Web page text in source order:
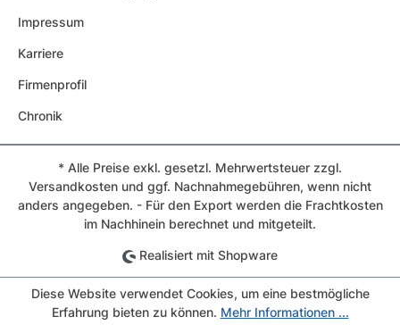
Impressum
Karriere
Firmenprofil
Chronik
* Alle Preise exkl. gesetzl. Mehrwertsteuer zzgl.
Versandkosten und ggf. Nachnahmegebühren, wenn nicht
anders angegeben. - Für den Export werden die Frachtkosten
im Nachhinein berechnet und mitgeteilt.
Realisiert mit Shopware
Diese Website verwendet Cookies, um eine bestmögliche
Erfahrung bieten zu können. Mehr Informationen ...